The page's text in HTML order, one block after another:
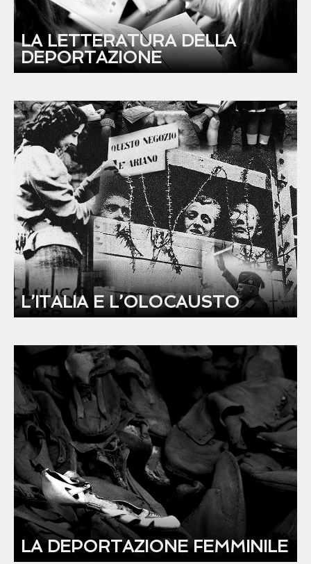
LA LETTERATURA DELLA
DEPORTAZIONE
L’ITALIA E L’OLOCAUSTO
LA DEPORTAZIONE FEMMINILE